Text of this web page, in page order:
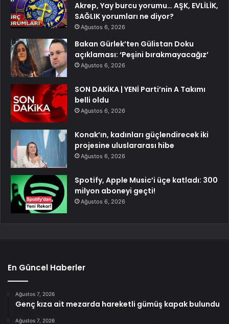
Akrep, Yay burcu yorumu… AŞK, EVLİLİK,
SAĞLIK yorumları ne diyor?
Ağustos 6, 2026
Bakan Gürlek’ten Gülistan Doku
açıklaması: ‘Peşini bırakmayacağız’
Ağustos 6, 2026
SON DAKİKA | YENİ Parti’nin A Takımı
belli oldu
Ağustos 6, 2026
Konak’ın, kadınları güçlendirecek iki
projesine uluslararası hibe
Ağustos 6, 2026
Spotify, Apple Music’i üçe katladı: 300
milyon aboneyi geçti!
Ağustos 6, 2026
En Güncel Haberler
Ağustos 7, 2026
Genç kıza ait mezarda hareketli gümüş kapak bulundu
Ağustos 7, 2026